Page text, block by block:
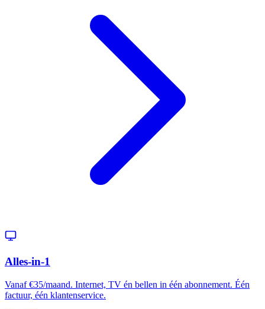
Alles-in-1
Vanaf €35/maand. Internet, TV én bellen in één abonnement. Één
factuur, één klantenservice.